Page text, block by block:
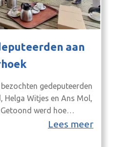
aan
gedeputeerden
Helga Witjes en Ans Mol,
werd hoe
andere organischeLees meer